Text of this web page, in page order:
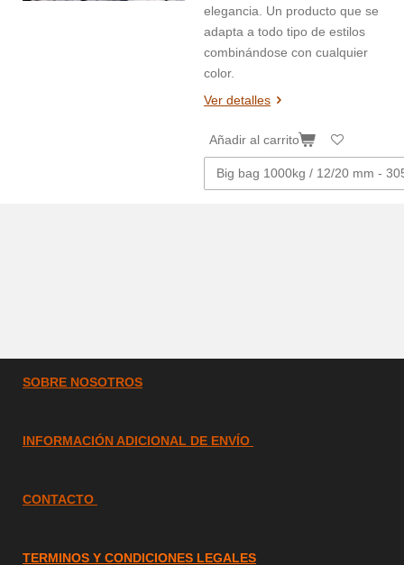
elegancia. Un producto que se
adapta a todo tipo de estilos
combinándose con cualquier
color.
Ver detalles
Añadir al carrito
SOBRE NOSOTROS
INFORMACIÓN ADICIONAL DE ENVÍO
CONTACTO
TERMINOS Y CONDICIONES LEGALES